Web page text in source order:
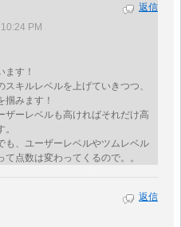
PM
ます！
キルレベルを上げていきつつ、
掴みます！
ザーレベルも高ければそれだけ高
も、ユーザーレベルやツムレベル
点数は変わってくるので。。
返信
返信